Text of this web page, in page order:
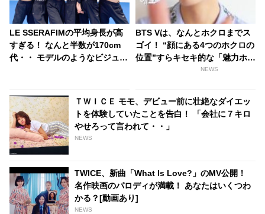
LE SSERAFIMの平均身長が高
すぎる！ なんと半数が170cm
代・・ モデルのようなビジュア
BTS Vは、なんとホクロまでス
ゴイ！ “顔にある4つのホクロの
位置”すらキセキ的な「魅力ホク
NEWS
ＴＷＩＣＥ モモ、デビュー前に壮絶なダイエッ
トを体験していたことを告白！ 「会社に７キロ
やせろって言われて・・」
NEWS
TWICE、新曲「What Is Love?」のMV公開！
名作映画のパロディが満載！ あなたはいくつわ
かる？[動画あり]
NEWS